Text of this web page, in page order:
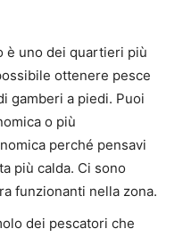
è uno dei quartieri più
ottenere pesce
gamberi a piedi. Puoi
o più
perché pensavi
più calda. Ci sono
funzionanti nella zona.
dei pescatori che